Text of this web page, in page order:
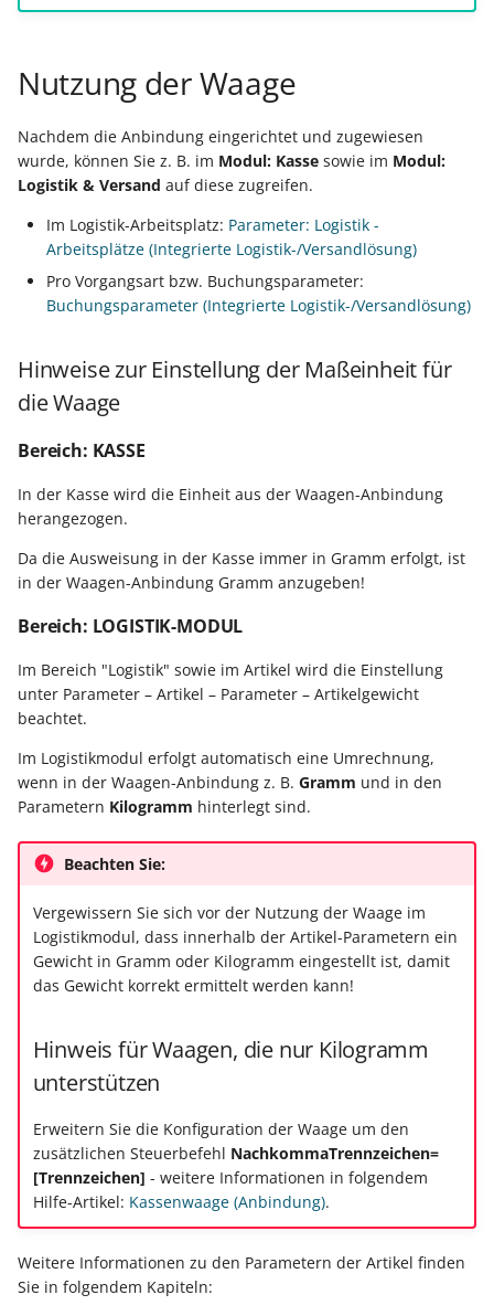
Nutzung der Waage
Nachdem die Anbindung eingerichtet und zugewiesen
wurde, können Sie z. B. im Modul: Kasse sowie im Modul:
Logistik & Versand auf diese zugreifen.
Im Logistik-Arbeitsplatz: Parameter: Logistik -
Arbeitsplätze (Integrierte Logistik-/Versandlösung)
Pro Vorgangsart bzw. Buchungsparameter:
Buchungsparameter (Integrierte Logistik-/Versandlösung)
Hinweise zur Einstellung der Maßeinheit für
die Waage
Bereich: KASSE
In der Kasse wird die Einheit aus der Waagen-Anbindung
herangezogen.
Da die Ausweisung in der Kasse immer in Gramm erfolgt, ist
in der Waagen-Anbindung Gramm anzugeben!
Bereich: LOGISTIK-MODUL
Im Bereich "Logistik" sowie im Artikel wird die Einstellung
unter Parameter – Artikel – Parameter – Artikelgewicht
beachtet.
Im Logistikmodul erfolgt automatisch eine Umrechnung,
wenn in der Waagen-Anbindung z. B. Gramm und in den
Parametern Kilogramm hinterlegt sind.
Beachten Sie:
Vergewissern Sie sich vor der Nutzung der Waage im
Logistikmodul, dass innerhalb der Artikel-Parametern ein
Gewicht in Gramm oder Kilogramm eingestellt ist, damit
das Gewicht korrekt ermittelt werden kann!
Hinweis für Waagen, die nur Kilogramm
unterstützen
Erweitern Sie die Konfiguration der Waage um den
zusätzlichen Steuerbefehl NachkommaTrennzeichen=
[Trennzeichen] - weitere Informationen in folgendem
Hilfe-Artikel: Kassenwaage (Anbindung).
Weitere Informationen zu den Parametern der Artikel finden
Sie in folgendem Kapiteln: